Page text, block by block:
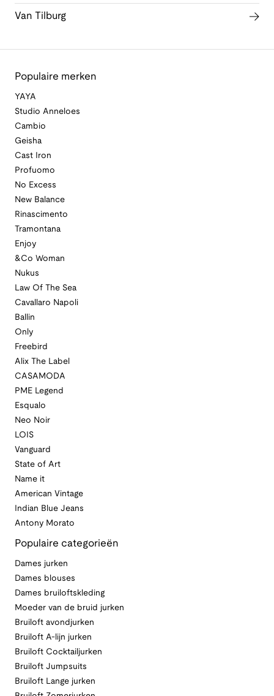
Van Tilburg
Populaire merken
YAYA
Studio Anneloes
Cambio
Geisha
Cast Iron
Profuomo
No Excess
New Balance
Rinascimento
Tramontana
Enjoy
&Co Woman
Nukus
Law Of The Sea
Cavallaro Napoli
Ballin
Only
Freebird
Alix The Label
CASAMODA
PME Legend
Esqualo
Neo Noir
LOIS
Vanguard
State of Art
Name it
American Vintage
Indian Blue Jeans
Antony Morato
Populaire categorieën
Dames jurken
Dames blouses
Dames bruiloftskleding
Moeder van de bruid jurken
Bruiloft avondjurken
Bruiloft A-lijn jurken
Bruiloft Cocktailjurken
Bruiloft Jumpsuits
Bruiloft Lange jurken